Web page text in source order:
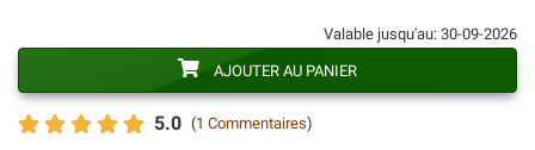
5.0 (1 Commentaires)
Valable jusqu'au: 30-09-2026
AJOUTER AU PANIER